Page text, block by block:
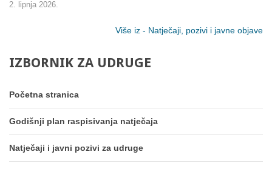
2. lipnja 2026.
Više iz - Natječaji, pozivi i javne objave
IZBORNIK ZA UDRUGE
Početna stranica
Godišnji plan raspisivanja natječaja
Natječaji i javni pozivi za udruge